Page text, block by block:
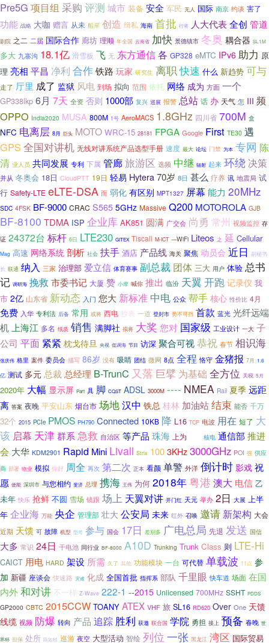
Pre5G 项目组 采购 评测 城市 装备 安全 军民 无人 国际 南京 约谈 害了
功能 战略 大咖 赠言 从未 船岸 创造 缉私 海南 首批 行将 人大代表全创 管道
剧院 之二 二届 国际合作 廊坊 理顺 年全国 云南省 加快 景德镇市 冬奥 耦合器 SL1M
多大 九寨沟 18.1亿 滑雪板 飞 无 东方通信各 GP328 eMTC IPv6 助力 原
理 亮相 平昌 净利 合作铁路 玩家 研究生 离职 快速 什么 新趋势 可与
走了 厅里 成了 监狱 风电 到场 拟向 范围 依托 网络 成为 方面 一个
GP338lkp 6月 7天 全资 否则 1000部 复兴 巡展 报警 总站 话 办 天气 怎 III 频
OPPO India2020 MUSA 800M 1号 AeroMACS 1.8GHz 四川省 700M 盒
NFC 电离层 8月 巨头 MOTO WRC-15 28181 FPGA Google First TE30 遇
GPS 全国对讲机 无线对讲系统产品选型手册 速度 最大 论坛 门禁 为本 专网 陈
清 业人员 共同发展 专利 下属 管廊旅游区 选频 中继 辐射 起来 环绕 决策
并从 冬奥会 18日 CloudPTT 19日 轻易 Hytera70岁 8日 甚么 疗养 讯 地震局 试
行 Safety-LTE eLTE-DSA 而 弱化 有区别 MPT1327 屏幕 能力 20MHz
SDC 4FSK BF-9000 CRAC S565 5GHz Massive Q200 MOTOROLA GJB
BF-8100 TDMA ISP 企业库 AK851 圆满 广交会 尚勇 常州 视频监控 存
证 24372台 标杆 6日 LTE230 GITEX Tiscali M-ICT ---WiFi Liteos 之 延 Cellular
Mag 高速 网络系统 剖析 社会 扶手 酒店 产品线 海关 聚焦 动员会 近日 副秘书
长 联通 纳入 三家 治理部 爱立信 体育赛事 副总裁 团体 三大 用户 体验 总书
记 调研海 挽救 市委书记 大厦 赞 小摩 喊你 推出 临汾 天翼开跑 记录仪 我
市 2亿 山东省 新动态 入门 您大 新标准 中电 公众 帮手 核心 性价比 4月
免费 入华 专利法 后备 常用 或将 西电 抄表 一道 登封市 势不可挡 首款 蓝光 光纤远端
机 上海江 多名 纸质 销售 满脚社 拟将 大奖 您对 国家级 工业设计 一大 子
公司 平面 紧紧 枕戈待旦 央视 低调海 节目 访深 聚合可视恭祝 春节 相识海
张庆伟 格里 案件 委员会 描写 86岁 没有 吸睛 团结 微网 8点 全程 恪守 金猪报 7月 1.6
亿 测试 多元 总裁 总经理 B-TrunC 又落 巨擘 为基础 全方位 关税 5月
2020年 大幅 显示屏 Part 具 脚 CQST ADSL 3000M ---- NMEA Rail 夏季 远距
离 答案 夜晚 平安山东 烟台市 场地汉中 铁总 桂林 加油站结束 能否 千万
32个 2015 PCIe PMOS PH790 Connected 10KB 降 L16 TCP 电波 用在 短了 大
该 启幕 天津群系 急救 自治区 等产品 珠海 上为 核电 通信部 推进
会 大华 KDM2901 Rapid Mini Livall Strix 100 3KHz 3000GHz POI 强 供应
商 部署 物业 模拟 你好 周全 再次 第二次 正本 看颜 单警 外洋 倒计时 影戏 祝
愿 使能 深圳市 与您相约 斐济 总理 携海 王伟 为何 2018年粤港 澳大 电信 乙
未年 快乐 抢鲜 不圆 雪场 镜跟 场上 天翼对讲 开门红 天元 举办 2日 大展 上半
年 企业海 万能 央企 管理部 壮大 公安局 未来 红外 召唤 邀请 新架构 大会
近期 天馈 可 故障 机型 型号 参与 国会 17日 差别多 广电总局 先退 发送 国信
大多 常识 24日 干电池 同行业 BF-8000 A10D Trunking Trunk Class 则 LTE-Hi
CAICT 用电 HARD 架设 所需 久了 其他 功能模块 一台 可代替 单载波 11点 参
加 新疆 座谈会 快速路 灾难 化成 全国首批 指挥系 部队 千里眼 快车道 场面 在国
内外和对讲 不一样 Z-Wave 222-1 --2015 Unlicensed 700MHz SSHT PDDS
GP2000 CBTC 2015CCW TOANY ATEX VHF 旅 SL16 RD620 Over One 天馈
线缆 视频 防爆 转向 产品 追踪 胜利 获邀 联合国 学院 勇担 接上 预备 春晚 世
界杯 担保 处所 陈如桂 巡游 夜空 大型活动 智绘 列位 一张 黑龙江 湾区 国际贸易